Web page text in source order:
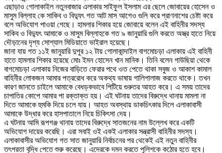
এছাড়াও গোলাকাইল নতুনবাজার এলাকার সাইফুল ইসলাম এর ছেলে জোবায়ের হোসেন ও
মাসুম বিল্লাহ কে সাকিব ও বিদ্যুৎ গত আট মাস আগেও গুলি করে প্রাণনাশের চেষ্টা করে
বলে অভিযোগ পাওয়া গেছে। হামলার শিকার হয়ে জোবায়ে বলেন এই বাহিনীর সদস্য
সাকিব ও বিদ্যুৎ আমাকে ও মাসুম বিল্লাহকে গত ৯ জানুয়ারি গুলি করতে অস্ত্র হাতে নিয়ে
দৌড়ানের দৃশ্য সোশ্যাল মিডিয়াতে ভাইরাল হয়েছে।
জানা যায় গত ১১ই জানুয়ারি দুপুর ১২ টায় গোলাকান্দাইল বাগমোচড়া এলাকায় এই বাহিনী
হাতে হামলার শিকার হয়েছে মোঃ ইমন হোসেন খান মানিক। তিনি বলেন গাউছিয়া থেকে
বাগমোচড়া এলাকায় নিজের বাড়িতে ফেরার পথে ওত পেতে থাকা সবুজ ও আকাশ কামাল
বাহিনীর লোকজন আমার পত্ররোধ করে অকথ্য ভাষায় গালিগালাজ করতে থাকে। তখন
কারণ জানতে চাইলে আমাকে বেধড়কভাবে পিটিয়ে গুরুতর আহত করে। এ সময় তাদের
চাপাতির কোপে আমার পা রক্তাক্ত হয়। এই ঘটনায় তাদের বিরুদ্ধে থানায় মামলা না
দিতে আমাকে হুমকি দিয়ে চলে যায়। আহত অবস্থায় ডাকচিৎকার দিলে এলাকাবাসী
আমাকে উদ্ধার করে হাসপাতালে নিয়ে চিকিৎসা দেয়।
এ ঘটনায় আমি রূপগঞ্জ থানায় তাদের বিরুদ্ধে সাতজনের নাম উল্লেখ করে একটি
অভিযোগ দায়ের করেছি। এরা সবাই ওই একই এলাকার সন্ত্রাসী বাহিনীর সদস্য।
এলাকাবাসীর অভিযোগ গত সাত জানুয়ারি নির্বাচনের পর থেকেই এই নতুন বাহিনীর
তৎপরতা বৃদ্ধি পেতে শুরু করেছে। এদেরকে দমন করতে পুলিশকে কঠোর হতে হবে।